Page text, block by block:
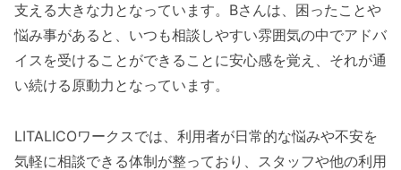
支える大きな力となっています。Bさんは、困ったことや
悩み事があると、いつも相談しやすい雰囲気の中でアドバ
イスを受けることができることに安心感を覚え、それが通
い続ける原動力となっています。
LITALICOワークスでは、利用者が日常的な悩みや不安を
気軽に相談できる体制が整っており、スタッフや他の利用